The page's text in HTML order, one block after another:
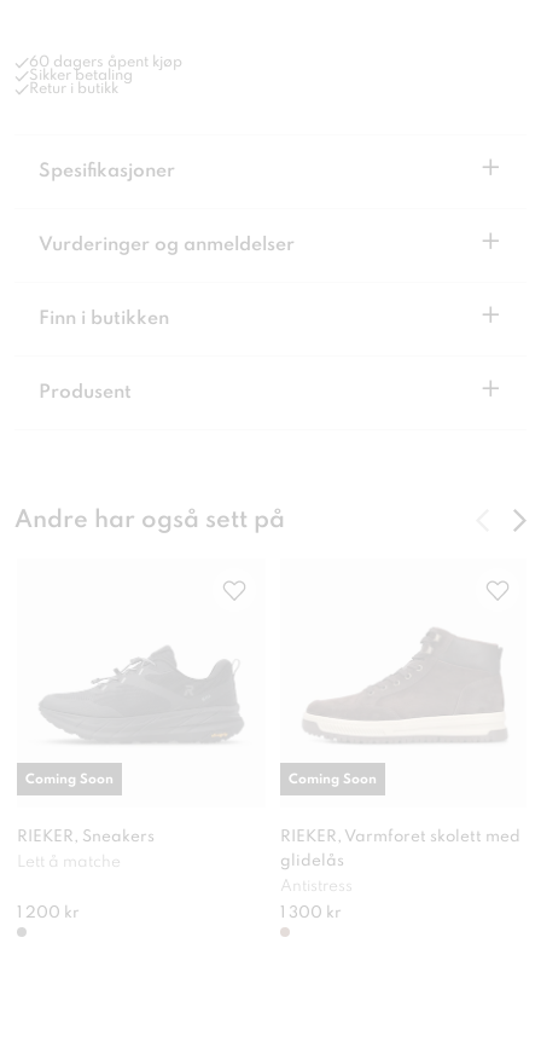
60 dagers åpent kjøp
Sikker betaling
Retur i butikk
Spesifikasjoner +
Vurderinger og anmeldelser +
Finn i butikken +
Produsent +
Andre har også sett på
RIEKER, Sneakers
Lett å matche
1 200 kr
Coming Soon
RIEKER, Varmforet skolett med
glidelås
Antistress
1 300 kr
Coming Soon